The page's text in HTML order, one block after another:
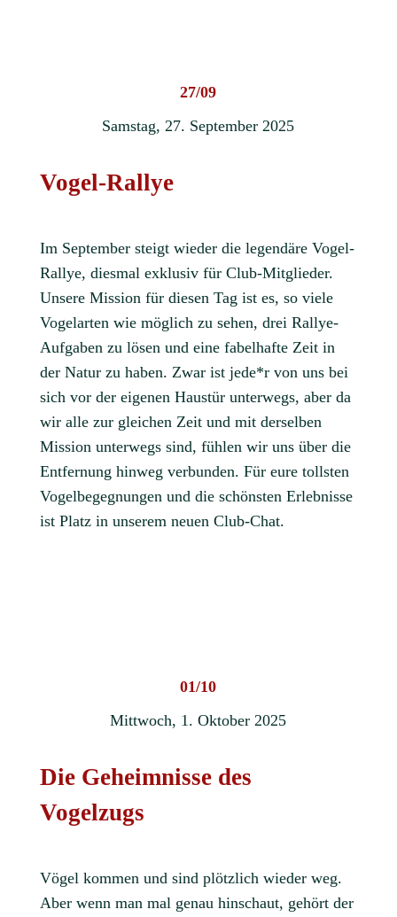
27/09
Samstag, 27. September 2025
Vogel-Rallye
Im September steigt wieder die legendäre Vogel-
Rallye, diesmal exklusiv für Club-Mitglieder.
Unsere Mission für diesen Tag ist es, so viele
Vogelarten wie möglich zu sehen, drei Rallye-
Aufgaben zu lösen und eine fabelhafte Zeit in
der Natur zu haben. Zwar ist jede*r von uns bei
sich vor der eigenen Haustür unterwegs, aber da
wir alle zur gleichen Zeit und mit derselben
Mission unterwegs sind, fühlen wir uns über die
Entfernung hinweg verbunden. Für eure tollsten
Vogelbegegnungen und die schönsten Erlebnisse
ist Platz in unserem neuen Club-Chat.
01/10
Mittwoch, 1. Oktober 2025
Die Geheimnisse des
Vogelzugs
Vögel kommen und sind plötzlich wieder weg.
Aber wenn man mal genau hinschaut, gehört der